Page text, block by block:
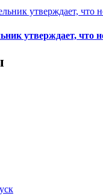
утверждает, что